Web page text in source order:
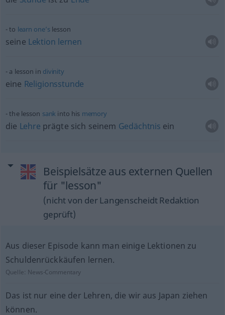
to learn one’slesson
seine Lektion lernen
a lesson in divinity
eine Religionsstunde
the lesson sank into his memory
die Lehre prägte sich seinem Gedächtnis ein
Beispielsätze aus externen Quellen
für "lesson"
(nicht von der Langenscheidt Redaktion
geprüft)
Aus dieser Episode kann man einige Lektionen zu
Schuldenrückkäufen lernen.
Quelle: News-Commentary
Das ist nur eine der Lehren, die wir aus Japan ziehen
können.